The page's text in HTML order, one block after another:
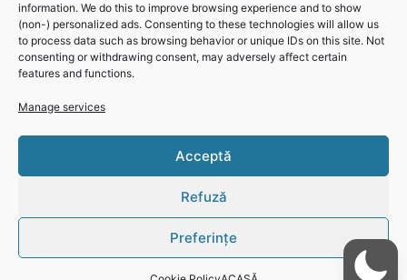
information. We do this to improve browsing experience and to show
(non-) personalized ads. Consenting to these technologies will allow us
to process data such as browsing behavior or unique IDs on this site. Not
consenting or withdrawing consent, may adversely affect certain
features and functions.
Manage services
Acceptă
Refuză
Preferințe
Informare publică RAJA: Se oprește apa în mai multe zone
din municipiul Constanța